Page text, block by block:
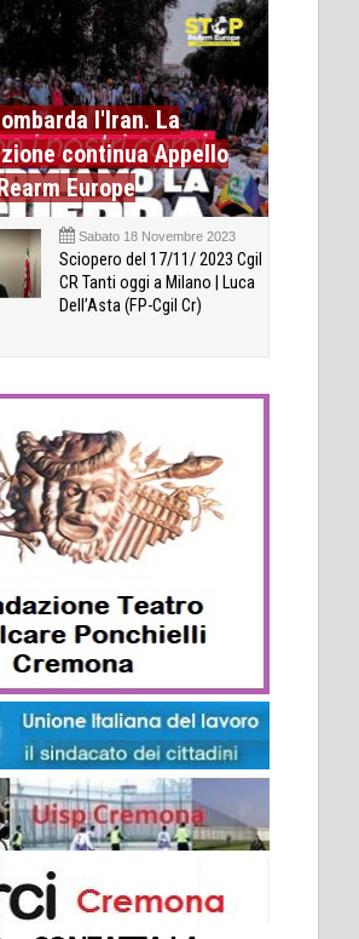
l'Iran. La
continua Appello
Europe
Sabato 18 Novembre 2023
Sciopero del 17/11/ 2023 Cgil
CR Tanti oggi a Milano | Luca
Dell’Asta (FP-Cgil Cr)